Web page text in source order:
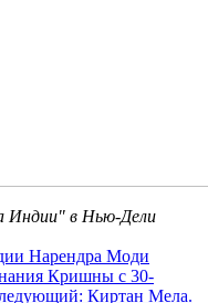
Индии" в Нью-Дели
Нарендра Моди
Кришны с 30-
Киртан Мела.